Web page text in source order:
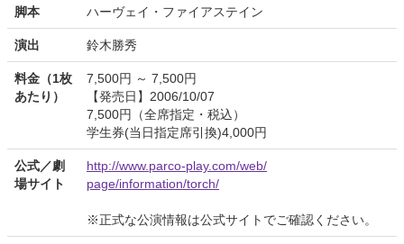
脚本 ハーヴェイ・ファイアステイン
演出 鈴木勝秀
料金（1枚
あたり）
7,500円 ～ 7,500円
【発売日】2006/10/07
7,500円（全席指定・税込）
学生券(当日指定席引換)4,000円
公式／劇
場サイト
http://www.parco-play.com/web/
page/information/torch/
※正式な公演情報は公式サイトでご確認ください。